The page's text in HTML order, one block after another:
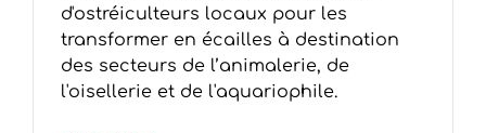
d'ostréiculteurs locaux pour les
transformer en écailles à destination
des secteurs de l’animalerie, de
l'oisellerie et de l'aquariophile.